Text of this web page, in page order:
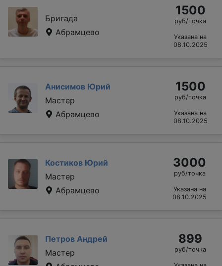
Бригада
Абрамцево
1500
руб/точка
Указана на
08.10.2025
Анисимов Юрий
Мастер
Абрамцево
1500
руб/точка
Указана на
08.10.2025
Костиков Юрий
Мастер
Абрамцево
3000
руб/точка
Указана на
08.10.2025
Петров Андрей
Мастер
899
руб/точка